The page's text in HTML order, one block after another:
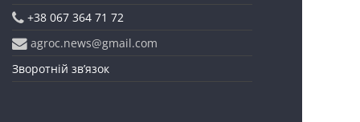
+38 067 364 71 72
agroc.news@gmail.com
Зворотній зв’язок